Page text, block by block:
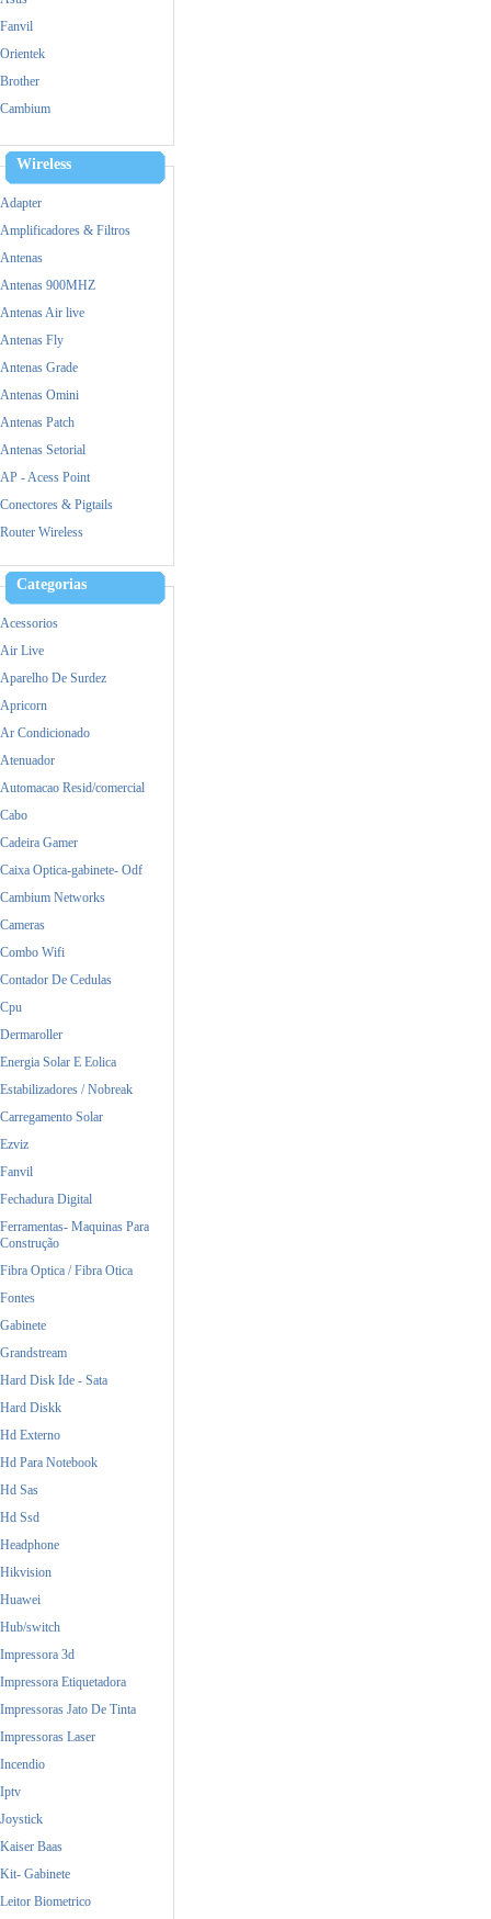
Fanvil
Orientek
Brother
Cambium
Dell
Nokia
Raspberry
Samsung
Satellite
TP-Link
Ubiquiti
Yealink
Zebra
Wireless
Adapter
Amplificadores & Filtros
Antenas
Antenas 900MHZ
Antenas Air live
Antenas Fly
Antenas Grade
Antenas Omini
Antenas Patch
Antenas Setorial
AP - Acess Point
Conectores & Pigtails
Router Wireless
Categorias
Acessorios
Air Live
Aparelho De Surdez
Apricorn
Ar Condicionado
Atenuador
Automacao Resid/comercial
Cabo
Cadeira Gamer
Caixa Optica-gabinete- Odf
Cambium Networks
Cameras
Combo Wifi
Contador De Cedulas
Cpu
Dermaroller
Energia Solar E Eolica
Estabilizadores / Nobreak
Carregamento Solar
Ezviz
Fanvil
Fechadura Digital
Ferramentas- Maquinas Para
Construção
Fibra Optica / Fibra Otica
Fontes
Gabinete
Grandstream
Hard Disk Ide - Sata
Hard Diskk
Hd Externo
Hd Para Notebook
Hd Sas
Hd Ssd
Headphone
Hikvision
Huawei
Hub/switch
Impressora 3d
Impressora Etiquetadora
Impressoras Jato De Tinta
Impressoras Laser
Incendio
Iptv
Joystick
Kaiser Baas
Kit- Gabinete
Leitor Biometrico